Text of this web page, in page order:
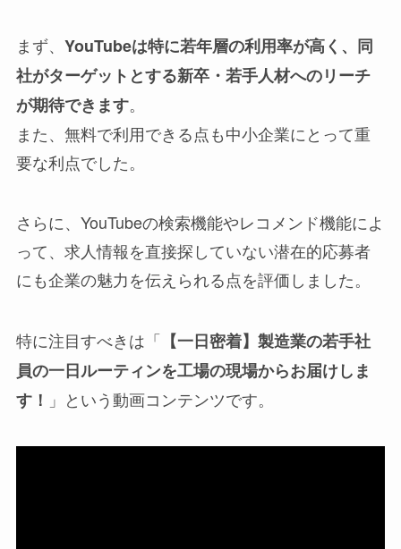
まず、 YouTubeは特に若年層の利用率が高く、同
社がターゲットとする新卒・若手人材へのリーチ
が期待できます。
また、無料で利用できる点も中小企業にとって重
要な利点でした。
さらに、YouTubeの検索機能やレコメンド機能によ
って、求人情報を直接探していない潜在的応募者
にも企業の魅力を伝えられる点を評価しました。
特に注目すべきは「 【一日密着】製造業の若手社
員の一日ルーティンを工場の現場からお届けしま
す！ 」という動画コンテンツです。